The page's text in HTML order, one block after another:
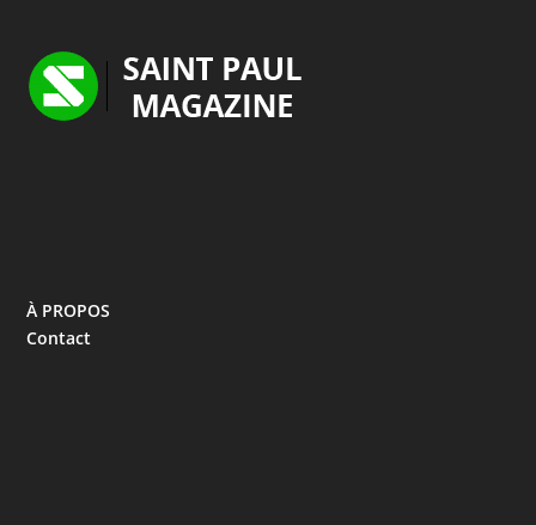
À PROPOS
Contact